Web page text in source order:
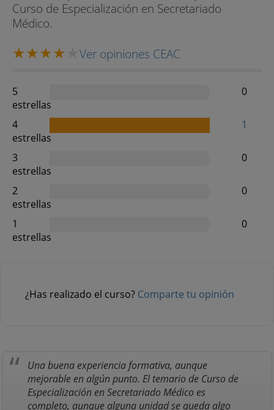
Curso de Especialización en Secretariado
Médico.
Ver opiniones CEAC
5
estrellas
0
4
estrellas
1
3
estrellas
0
2
estrellas
0
1
estrellas
0
¿Has realizado el curso? Comparte tu opinión
Una buena experiencia formativa, aunque
mejorable en algún punto. El temario de Curso de
Especialización en Secretariado Médico es
completo, aunque alguna unidad se queda algo